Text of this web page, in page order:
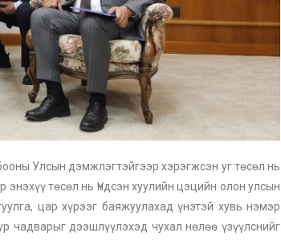
Улсын дэмжлэгтэйгээр хэрэгжсэн уг төсөл нь
төсөл нь Үндсэн хуулийн цэцийн олон улсын
цар хүрээг баяжуулахад үнэтэй хувь нэмэр
чадварыг дээшлүүлэхэд чухал нөлөө үзүүлснийг